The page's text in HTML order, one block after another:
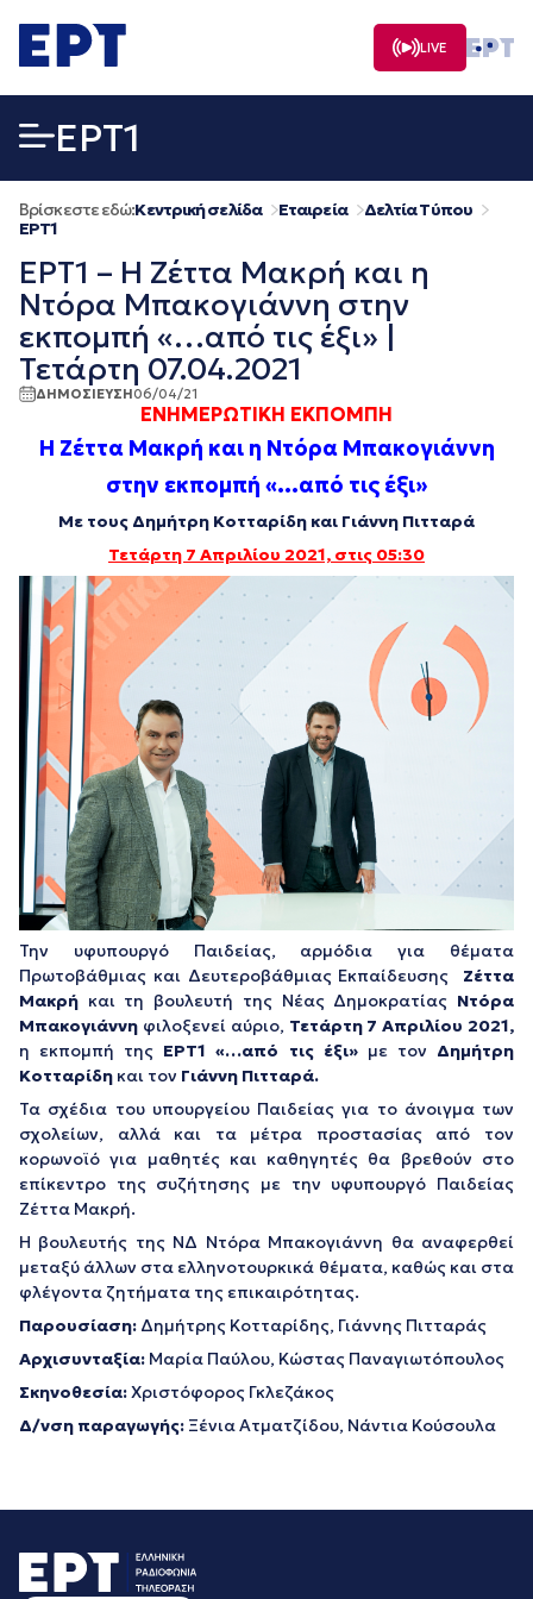
σε
περιεχόμενο
LIVE
EΡΤ1
Βρίσκεστε εδώ:Κεντρική σελίδα Εταιρεία
Δελτία Τύπου
EΡΤ1
ΕΡΤ1 – Η Ζέττα Μακρή και η
Ντόρα Μπακογιάννη στην
εκπομπή «…από τις έξι» |
Τετάρτη 07.04.2021
ΔΗΜΟΣΙΕΥΣΗ06/04/21
ΕΝΗΜΕΡΩΤΙΚΗ ΕΚΠΟΜΠΗ
Η Ζέττα Μακρή και η Ντόρα Μπακογιάννη
στην εκπομπή «…από τις έξι»
Με τους Δημήτρη Κοτταρίδη και Γιάννη Πιτταρά
Τετάρτη 7 Απριλίου 2021, στις 05:30
Την υφυπουργό Παιδείας, αρμόδια για θέματα
Πρωτοβάθμιας και Δευτεροβάθμιας Εκπαίδευσης Ζέττα
Μακρή και τη βουλευτή της Νέας Δημοκρατίας Ντόρα
Μπακογιάννη φιλοξενεί αύριο, Τετάρτη 7 Απριλίου 2021,
η εκπομπή της ΕΡΤ1 «…από τις έξι»με τον Δημήτρη
Κοτταρίδη και τον Γιάννη Πιτταρά.
Τα σχέδια του υπουργείου Παιδείας για το άνοιγμα των
σχολείων, αλλά και τα μέτρα προστασίας από τον
κορωνοϊό για μαθητές και καθηγητές θα βρεθούν στο
επίκεντρο της συζήτησης με την υφυπουργό Παιδείας
Ζέττα Μακρή.
Η βουλευτής της ΝΔ Ντόρα Μπακογιάννη θα αναφερθεί
μεταξύ άλλων στα ελληνοτουρκικά θέματα, καθώς και στα
φλέγοντα ζητήματα της επικαιρότητας.
Παρουσίαση: Δημήτρης Κοτταρίδης, Γιάννης Πιτταράς
Αρχισυνταξία: Μαρία Παύλου, Κώστας Παναγιωτόπουλος
Σκηνοθεσία:Χριστόφορος Γκλεζάκος
Δ/νση παραγωγής: Ξένια Ατματζίδου, Νάντια Κούσουλα